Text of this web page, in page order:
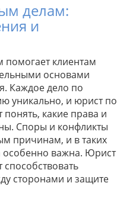
делам:
и
клиентам
основами
Каждое дело по
уникально, и юрист по
какие права и
Споры и конфликты
причинам, и в таких
особенно важна. Юрист
сторонами и защите